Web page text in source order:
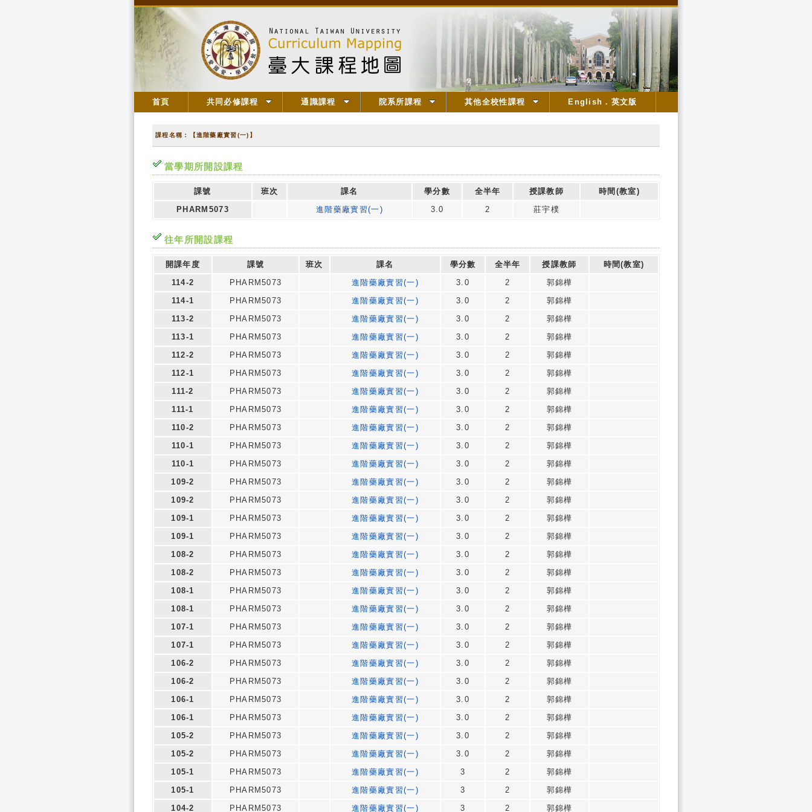
首頁 共同必修課程 通識課程 院系所課程 其他全校性課程 English．英文版
課程名稱：【進階藥廠實習(一)】
當學期所開設課程
課號 班次 課名 學分數 全半年 授課教師
時間(教室)
PHARM5073
進階藥廠實習(一) 3.0 2 莊宇樸
往年所開設課程
開課年度 課號 班次 課名 學分數 全半年 授課教師
時間(教室)
114-2
PHARM5073 進階藥廠實習(一) 3.0 2
郭錦樺
114-1
PHARM5073 進階藥廠實習(一) 3.0 2
郭錦樺
113-2
PHARM5073 進階藥廠實習(一) 3.0 2
郭錦樺
113-1
PHARM5073 進階藥廠實習(一) 3.0 2
郭錦樺
112-2
PHARM5073 進階藥廠實習(一) 3.0 2
郭錦樺
112-1
PHARM5073 進階藥廠實習(一) 3.0 2
郭錦樺
111-2
PHARM5073 進階藥廠實習(一) 3.0 2
郭錦樺
111-1
PHARM5073 進階藥廠實習(一) 3.0 2
郭錦樺
110-2
PHARM5073 進階藥廠實習(一) 3.0 2
郭錦樺
110-1
PHARM5073 進階藥廠實習(一) 3.0 2
郭錦樺
110-1
PHARM5073 進階藥廠實習(一) 3.0 2
郭錦樺
109-2
PHARM5073 進階藥廠實習(一) 3.0 2
郭錦樺
109-2
PHARM5073 進階藥廠實習(一) 3.0 2
郭錦樺
109-1
PHARM5073 進階藥廠實習(一) 3.0 2
郭錦樺
109-1
PHARM5073 進階藥廠實習(一) 3.0 2
郭錦樺
108-2
PHARM5073 進階藥廠實習(一) 3.0 2
郭錦樺
108-2
PHARM5073 進階藥廠實習(一) 3.0 2
郭錦樺
108-1
PHARM5073 進階藥廠實習(一) 3.0 2
郭錦樺
108-1
PHARM5073 進階藥廠實習(一) 3.0 2
郭錦樺
107-1
PHARM5073 進階藥廠實習(一) 3.0 2
郭錦樺
107-1
PHARM5073 進階藥廠實習(一) 3.0 2
郭錦樺
106-2
PHARM5073 進階藥廠實習(一) 3.0 2
郭錦樺
106-2
PHARM5073 進階藥廠實習(一) 3.0 2
郭錦樺
106-1
PHARM5073 進階藥廠實習(一) 3.0 2
郭錦樺
106-1
PHARM5073 進階藥廠實習(一) 3.0 2
郭錦樺
105-2
PHARM5073 進階藥廠實習(一) 3.0 2
郭錦樺
105-2
PHARM5073 進階藥廠實習(一) 3.0 2
郭錦樺
105-1
PHARM5073 進階藥廠實習(一) 3 2
郭錦樺
105-1
PHARM5073 進階藥廠實習(一) 3 2
郭錦樺
104-2
PHARM5073 進階藥廠實習(一) 3 2 郭錦樺